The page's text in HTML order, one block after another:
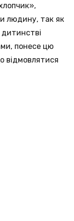
людину, так як
дитинстві
понесе цю
відмовлятися